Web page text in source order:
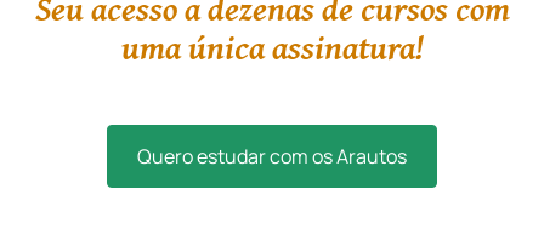
uma única assinatura!
Quero estudar com os Arautos